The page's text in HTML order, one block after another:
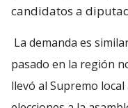
candidatos a
La demanda es
pasado en la región
llevó al Supremo